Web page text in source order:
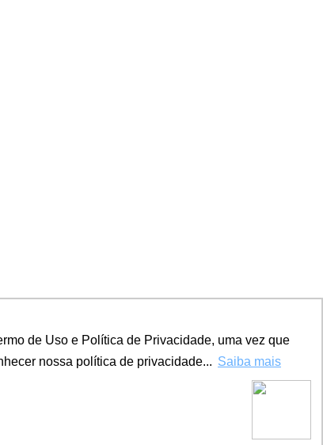
de Uso e Política de Privacidade, uma vez que
nossa política de privacidade... Saiba mais